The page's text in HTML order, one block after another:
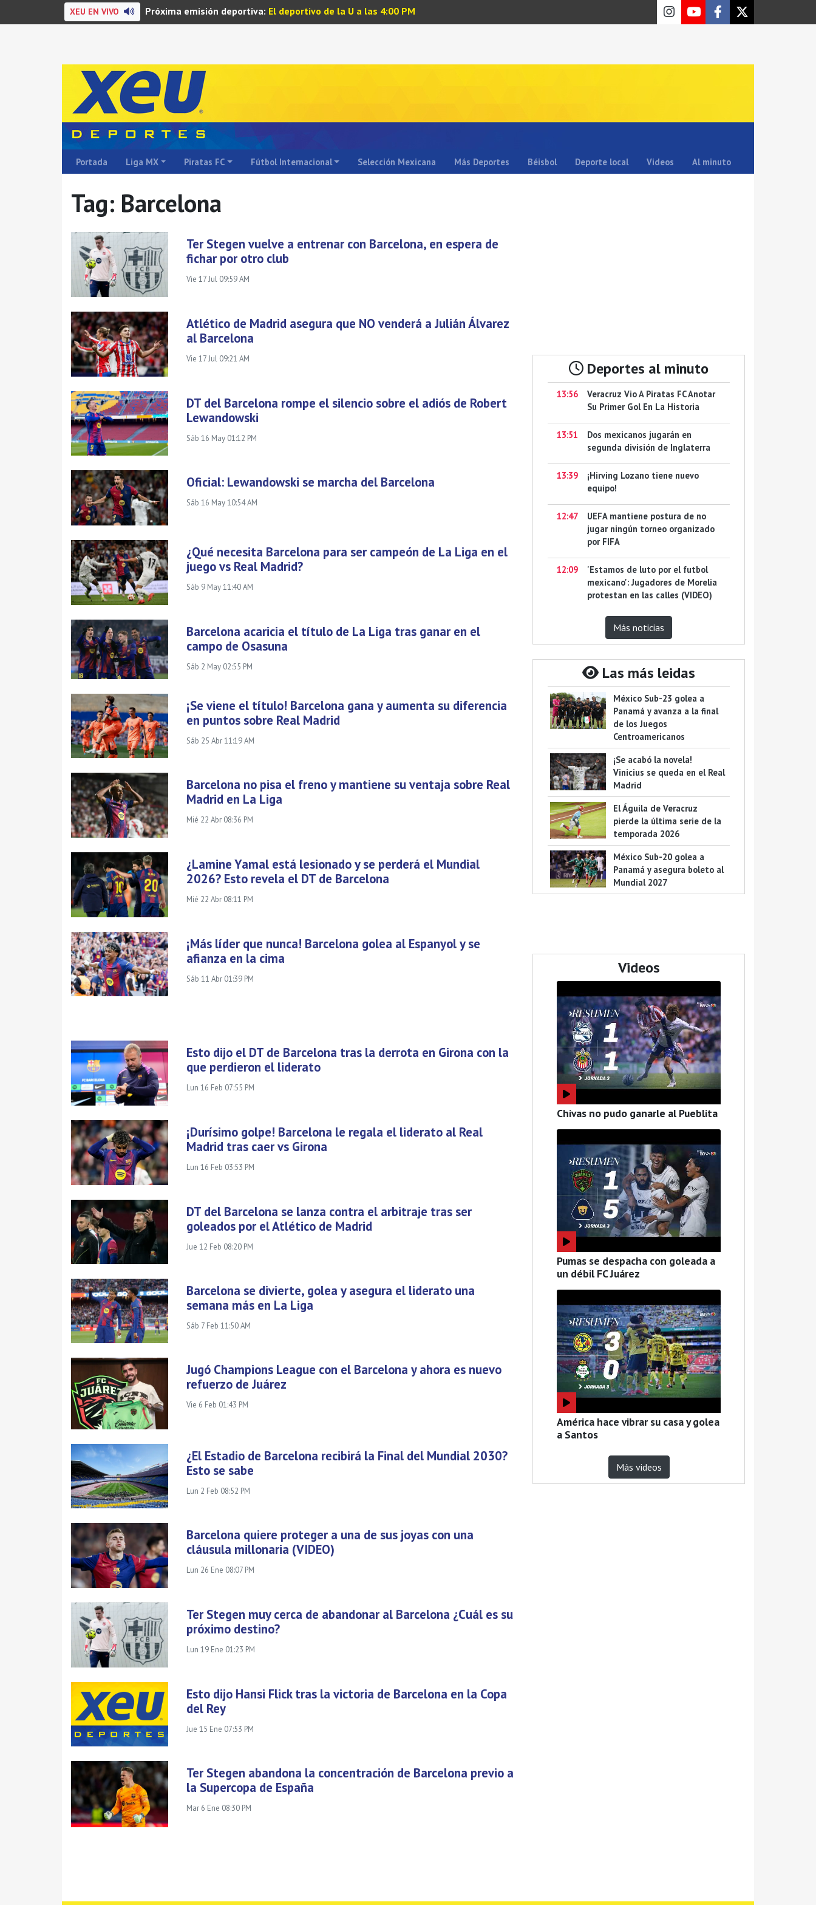
XEU EN VIVO Próxima emisión deportiva: El deportivo de la U a las 4:00 PM
Portada Liga MX Piratas FC Fútbol Internacional Selección Mexicana Más Deportes Béisbol Deporte local Videos Al minuto
Tag: Barcelona
Ter Stegen vuelve a entrenar con Barcelona, en espera de
fichar por otro club
Vie 17 Jul 09:59 AM
Atlético de Madrid asegura que NO venderá a Julián Álvarez
al Barcelona
Vie 17 Jul 09:21 AM
DT del Barcelona rompe el silencio sobre el adiós de Robert
Lewandowski
Sáb 16 May 01:12 PM
Oficial: Lewandowski se marcha del Barcelona
Sáb 16 May 10:54 AM
¿Qué necesita Barcelona para ser campeón de La Liga en el
juego vs Real Madrid?
Sáb 9 May 11:40 AM
Barcelona acaricia el título de La Liga tras ganar en el
campo de Osasuna
Sáb 2 May 02:55 PM
¡Se viene el título! Barcelona gana y aumenta su diferencia
en puntos sobre Real Madrid
Sáb 25 Abr 11:19 AM
Barcelona no pisa el freno y mantiene su ventaja sobre Real
Madrid en La Liga
Mié 22 Abr 08:36 PM
¿Lamine Yamal está lesionado y se perderá el Mundial
2026? Esto revela el DT de Barcelona
Mié 22 Abr 08:11 PM
¡Más líder que nunca! Barcelona golea al Espanyol y se
afianza en la cima
Sáb 11 Abr 01:39 PM
Esto dijo el DT de Barcelona tras la derrota en Girona con la
que perdieron el liderato
Lun 16 Feb 07:55 PM
¡Durísimo golpe! Barcelona le regala el liderato al Real
Madrid tras caer vs Girona
Lun 16 Feb 03:53 PM
DT del Barcelona se lanza contra el arbitraje tras ser
goleados por el Atlético de Madrid
Jue 12 Feb 08:20 PM
Barcelona se divierte, golea y asegura el liderato una
semana más en La Liga
Sáb 7 Feb 11:50 AM
Jugó Champions League con el Barcelona y ahora es nuevo
refuerzo de Juárez
Vie 6 Feb 01:43 PM
¿El Estadio de Barcelona recibirá la Final del Mundial 2030?
Esto se sabe
Lun 2 Feb 08:52 PM
Barcelona quiere proteger a una de sus joyas con una
cláusula millonaria (VIDEO)
Lun 26 Ene 08:07 PM
Ter Stegen muy cerca de abandonar al Barcelona ¿Cuál es su
próximo destino?
Lun 19 Ene 01:23 PM
Esto dijo Hansi Flick tras la victoria de Barcelona en la Copa
del Rey
Jue 15 Ene 07:53 PM
Ter Stegen abandona la concentración de Barcelona previo a
la Supercopa de España
Mar 6 Ene 08:30 PM
Deportes al minuto
13:56
Veracruz Vio A Piratas FC Anotar
Su Primer Gol En La Historia
13:51
Dos mexicanos jugarán en
segunda división de Inglaterra
13:39
¡Hirving Lozano tiene nuevo
equipo!
12:47
UEFA mantiene postura de no
jugar ningún torneo organizado
por FIFA
12:09
'Estamos de luto por el futbol
mexicano': Jugadores de Morelia
protestan en las calles (VIDEO)
Más noticias
Las más leidas
México Sub-23 golea a
Panamá y avanza a la final
de los Juegos
Centroamericanos
¡Se acabó la novela!
Vinicius se queda en el Real
Madrid
El Águila de Veracruz
pierde la última serie de la
temporada 2026
México Sub-20 golea a
Panamá y asegura boleto al
Mundial 2027
Videos
Chivas no pudo ganarle al Pueblita
Pumas se despacha con goleada a
un débil FC Juárez
América hace vibrar su casa y golea
a Santos
Más videos